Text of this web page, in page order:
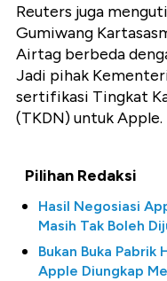
Reuters juga
Gumiwang
Airtag berbeda
Jadi pihak
sertifikasi Tingkat
(TKDN) untuk Apple.
Pilihan Redaksi
Hasil Negosiasi
Masih Tak Boleh
Bukan Buka Pabrik
Apple Diungkap